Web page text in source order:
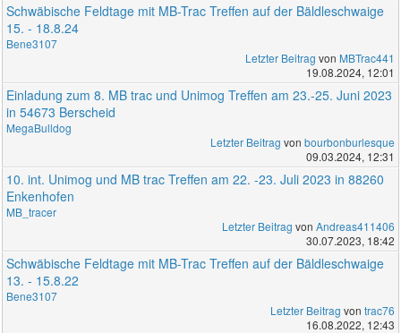
Schwäbische Feldtage mit MB-Trac Treffen auf der Bäldleschwaige
15. - 18.8.24
Bene3107
Letzter Beitrag von MBTrac441
19.08.2024, 12:01
Einladung zum 8. MB trac und Unimog Treffen am 23.-25. Juni 2023
in 54673 Berscheid
MegaBulldog
Letzter Beitrag von bourbonburlesque
09.03.2024, 12:31
10. int. Unimog und MB trac Treffen am 22. -23. Juli 2023 in 88260
Enkenhofen
MB_tracer
Letzter Beitrag von Andreas411406
30.07.2023, 18:42
Schwäbische Feldtage mit MB-Trac Treffen auf der Bäldleschwaige
13. - 15.8.22
Bene3107
Letzter Beitrag von trac76
16.08.2022, 12:43